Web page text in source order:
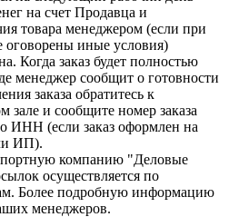
на счет Продавца и
товара менеджером (если при
оговорены иные условия)
Когда заказ будет полностью
менеджер сообщит о готовности
заказа обратитесь к
зале и сообщите номер заказа
ИНН (если заказ оформлен на
ИП).
компанию "Деловые
осуществляется по
Более подробную информацию
менеджеров.